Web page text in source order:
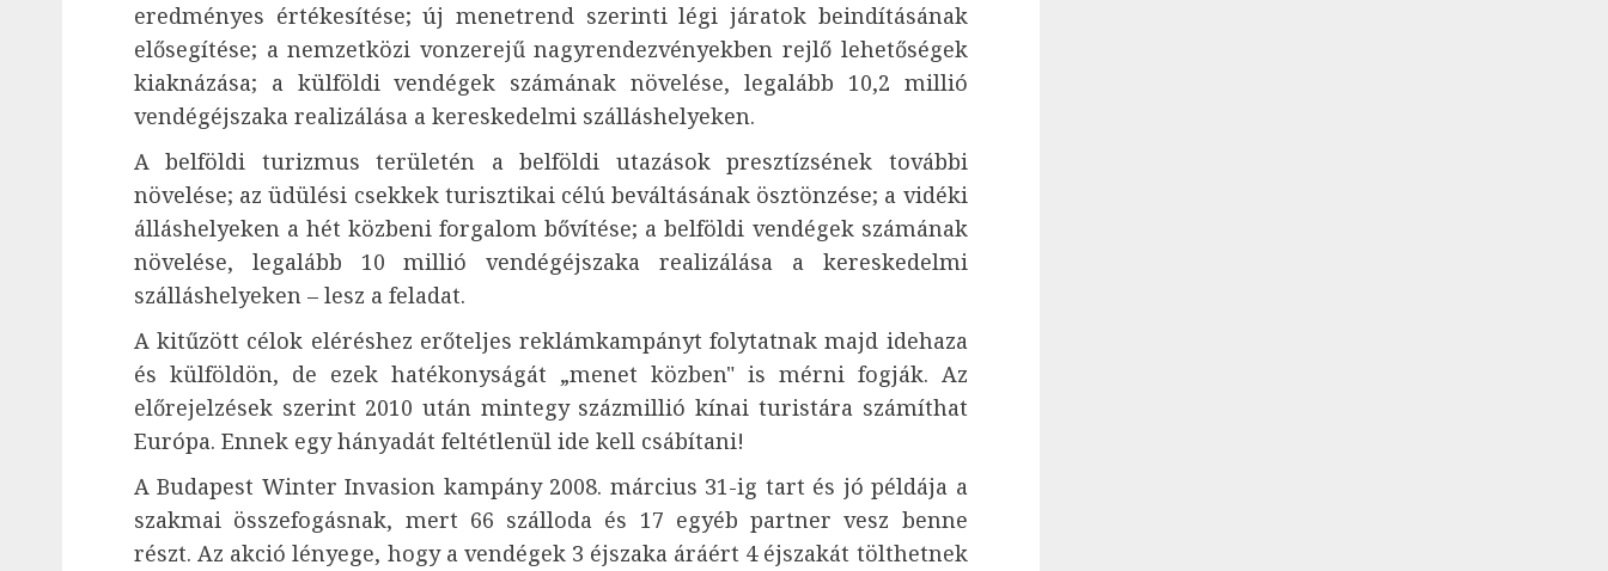
eredményes értékesítése; új menetrend szerinti légi járatok beindításának
elősegítése; a nemzetközi vonzerejű nagyrendezvényekben rejlő lehetőségek
kiaknázása; a külföldi vendégek számának növelése, legalább 10,2 millió
vendégéjszaka realizálása a kereskedelmi szálláshelyeken.
A belföldi turizmus területén a belföldi utazások presztízsének további
növelése; az üdülési csekkek turisztikai célú beváltásának ösztönzése; a vidéki
álláshelyeken a hét közbeni forgalom bővítése; a belföldi vendégek számának
növelése, legalább 10 millió vendégéjszaka realizálása a kereskedelmi
szálláshelyeken – lesz a feladat.
A kitűzött célok eléréshez erőteljes reklámkampányt folytatnak majd idehaza
és külföldön, de ezek hatékonyságát „menet közben" is mérni fogják. Az
előrejelzések szerint 2010 után mintegy százmillió kínai turistára számíthat
Európa. Ennek egy hányadát feltétlenül ide kell csábítani!
A Budapest Winter Invasion kampány 2008. március 31-ig tart és jó példája a
szakmai összefogásnak, mert 66 szálloda és 17 egyéb partner vesz benne
részt. Az akció lényege, hogy a vendégek 3 éjszaka áráért 4 éjszakát tölthetnek